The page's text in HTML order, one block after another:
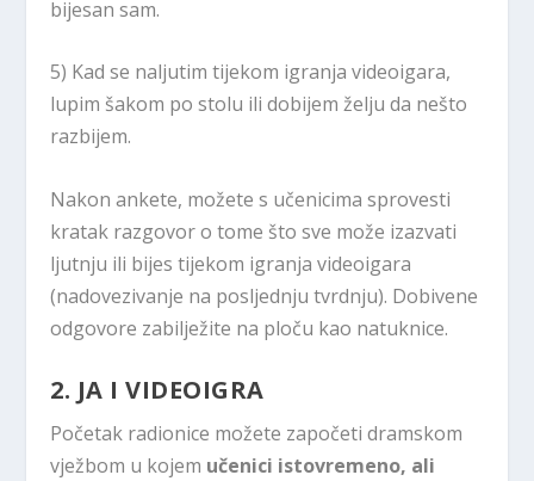
bijesan sam.
5) Kad se naljutim tijekom igranja videoigara,
lupim šakom po stolu ili dobijem želju da nešto
razbijem.
Nakon ankete, možete s učenicima sprovesti
kratak razgovor o tome što sve može izazvati
ljutnju ili bijes tijekom igranja videoigara
(nadovezivanje na posljednju tvrdnju). Dobivene
odgovore zabilježite na ploču kao natuknice.
2. JA I VIDEOIGRA
Početak radionice možete započeti dramskom
vježbom u kojem učenici istovremeno, ali